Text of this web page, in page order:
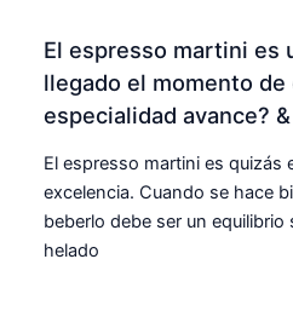
El espresso martini es
llegado el momento de
especialidad avance?
El espresso martini es quizás
excelencia. Cuando se hace
beberlo debe ser un equilibrio
helado